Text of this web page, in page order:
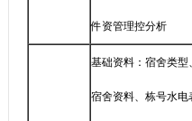
件资管理控分析
基础资料：宿舍类
宿舍资料、栋号水